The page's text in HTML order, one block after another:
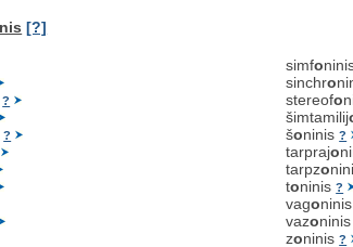
[?]
?
?
simfo
sinchro
stereofo
šimtamilij
šoninis?
tarprajo
tarpzo
toninis?
vago
vazo
zoninis?